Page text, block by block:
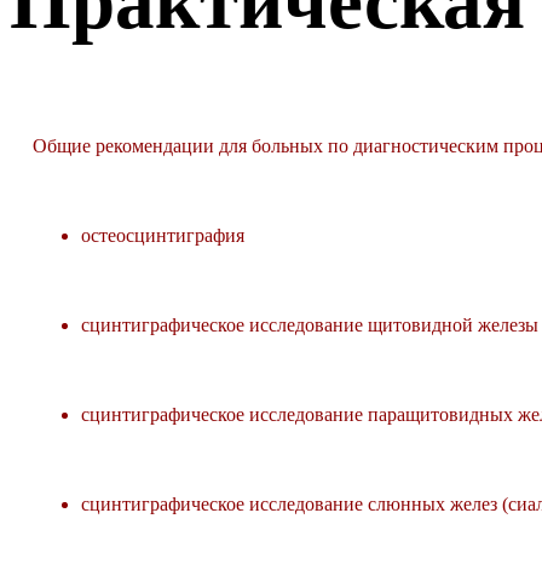
Общие рекомендации для больных по диагностическим
остеосцинтиграфия
сцинтиграфическое исследование щитовидной железы
сцинтиграфическое исследование паращитовидных
сцинтиграфическое исследование слюнных желез